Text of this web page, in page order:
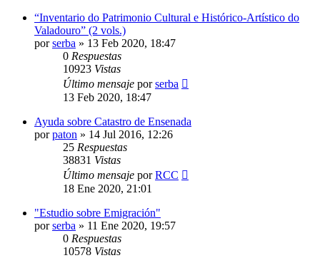
“Inventario do Patrimonio Cultural e Histórico-Artístico do
Valadouro” (2 vols.)
porserba » 13 Feb 2020, 18:47
0 Respuestas
10923 Vistas
Último mensaje porserba
13 Feb 2020, 18:47
Ayuda sobre Catastro de Ensenada
porpaton » 14 Jul 2016, 12:26
25 Respuestas
38831 Vistas
Último mensaje porRCC
18 Ene 2020, 21:01
"Estudio sobre Emigración"
porserba » 11 Ene 2020, 19:57
0 Respuestas
10578 Vistas